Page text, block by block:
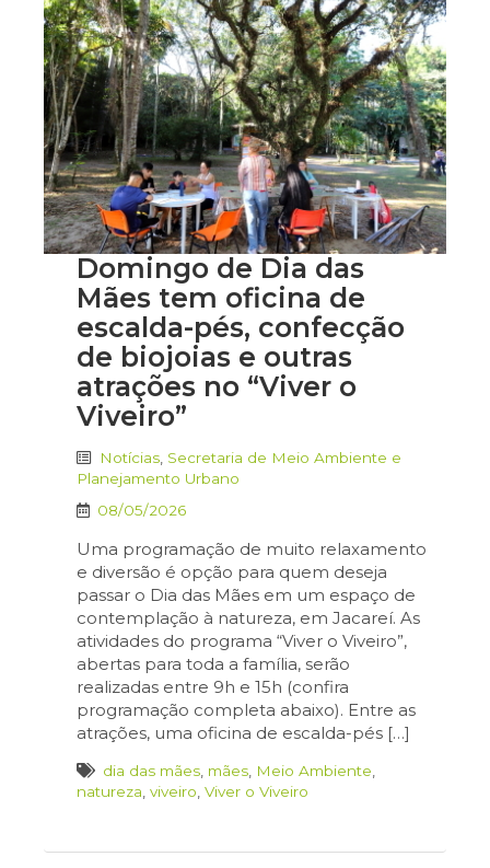
Domingo de Dia das
Mães tem oficina de
escalda-pés, confecção
de biojoias e outras
atrações no “Viver o
Viveiro”
Notícias Secretaria de Meio Ambiente e
Planejamento Urbano
08/05/2026
Uma programação de muito relaxamento
e diversão é opção para quem deseja
passar o Dia das Mães em um espaço de
contemplação à natureza, em Jacareí. As
atividades do programa “Viver o Viveiro”,
abertas para toda a família, serão
realizadas entre 9h e 15h (confira
programação completa abaixo). Entre as
atrações, uma oficina de escalda-pés […]
dia das mães mães Meio Ambiente
natureza viveiro Viver o Viveiro